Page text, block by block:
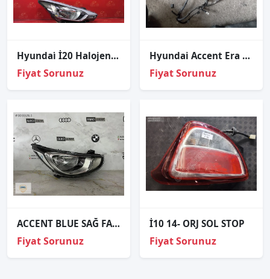
Hyundai̇ İ20 Halojen Sağ Far Sıfır İthal 2014-2016
Fiyat Sorunuz
Hyundai Accent Era sol ön kapı tesisatı 91600-0N100
Fiyat Sorunuz
ACCENT BLUE SAĞ FAR ORJİNAL
Fiyat Sorunuz
İ10 14- ORJ SOL STOP
Fiyat Sorunuz